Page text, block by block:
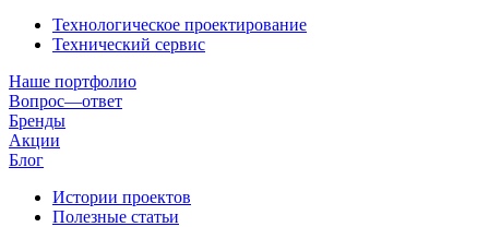
Технологическое проектирование
Технический сервис
Наше портфолио
Вопрос—ответ
Бренды
Акции
Блог
Истории проектов
Полезные статьи